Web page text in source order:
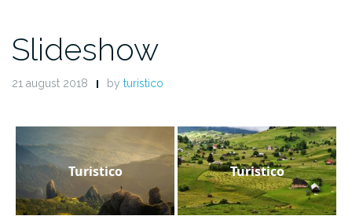
Slideshow
21 august 2018 by turistico
Turistico Turistico